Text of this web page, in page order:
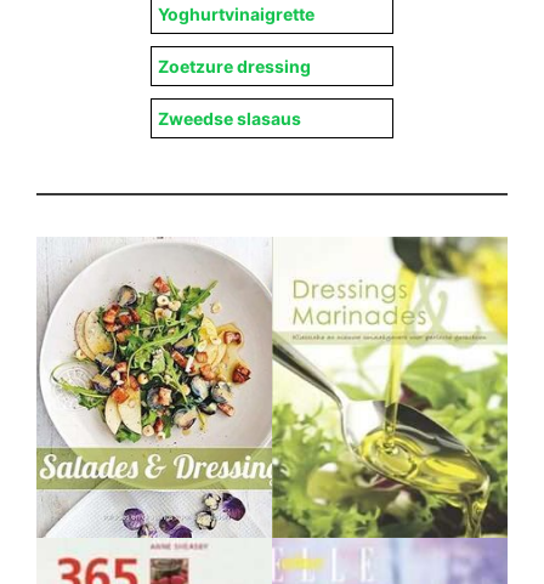
Yoghurtvinaigrette
Zoetzure dressing
Zweedse slasaus